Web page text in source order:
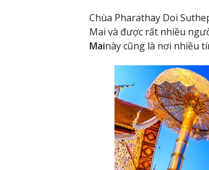
Chùa Pharathay Doi
Mai và được rất nhiều
Mainày cũng là nơi nhiều